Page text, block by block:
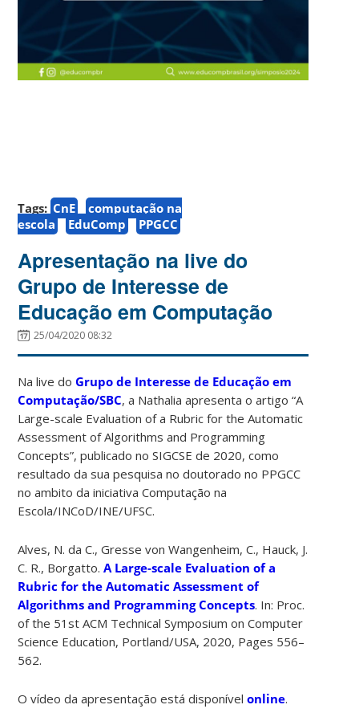
Tags: CnE
computação na
escola
EduComp PPGCC
Apresentação na live do
Grupo de Interesse de
Educação em Computação
25/04/2020 08:32
Na live doGrupo de Interesse de Educação em
Computação/SBC, a Nathalia apresenta o artigo “A
Large-scale Evaluation of a Rubric for the Automatic
Assessment of Algorithms and Programming
Concepts”, publicado no SIGCSE de 2020, como
resultado da sua pesquisa no doutorado no PPGCC
no ambito da iniciativa Computação na
Escola/INCoD/INE/UFSC.
Alves, N. da C., Gresse von Wangenheim, C., Hauck, J.
C. R., Borgatto.A Large-scale Evaluation of a
Rubric for the Automatic Assessment of
Algorithms and Programming Concepts. In: Proc.
of the 51st ACM Technical Symposium on Computer
Science Education, Portland/USA, 2020, Pages 556–
562.
O vídeo da apresentação está disponívelonline.